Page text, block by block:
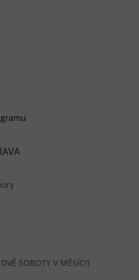
SOBOTY V MĚSÍCI)